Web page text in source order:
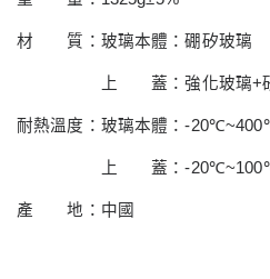
材 質：玻璃本體：硼矽玻璃
上 蓋：強化玻璃+
耐熱溫度：玻璃本體：-20℃~400
上 蓋：-20℃~100
產 地：中國